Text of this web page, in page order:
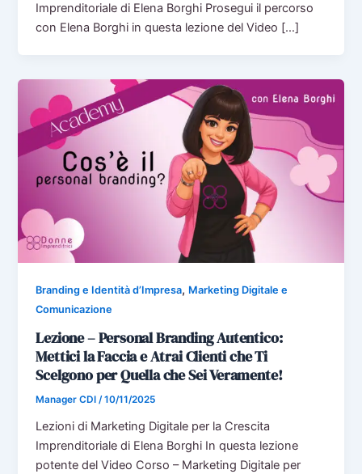
Imprenditoriale di Elena Borghi Prosegui il percorso
con Elena Borghi in questa lezione del Video […]
Branding e Identità d’Impresa, Marketing Digitale e
Comunicazione
Lezione – Personal Branding Autentico:
Mettici la Faccia e Atrai Clienti che Ti
Scelgono per Quella che Sei Veramente!
Manager CDI/10/11/2025
Lezioni di Marketing Digitale per la Crescita
Imprenditoriale di Elena Borghi In questa lezione
potente del Video Corso – Marketing Digitale per